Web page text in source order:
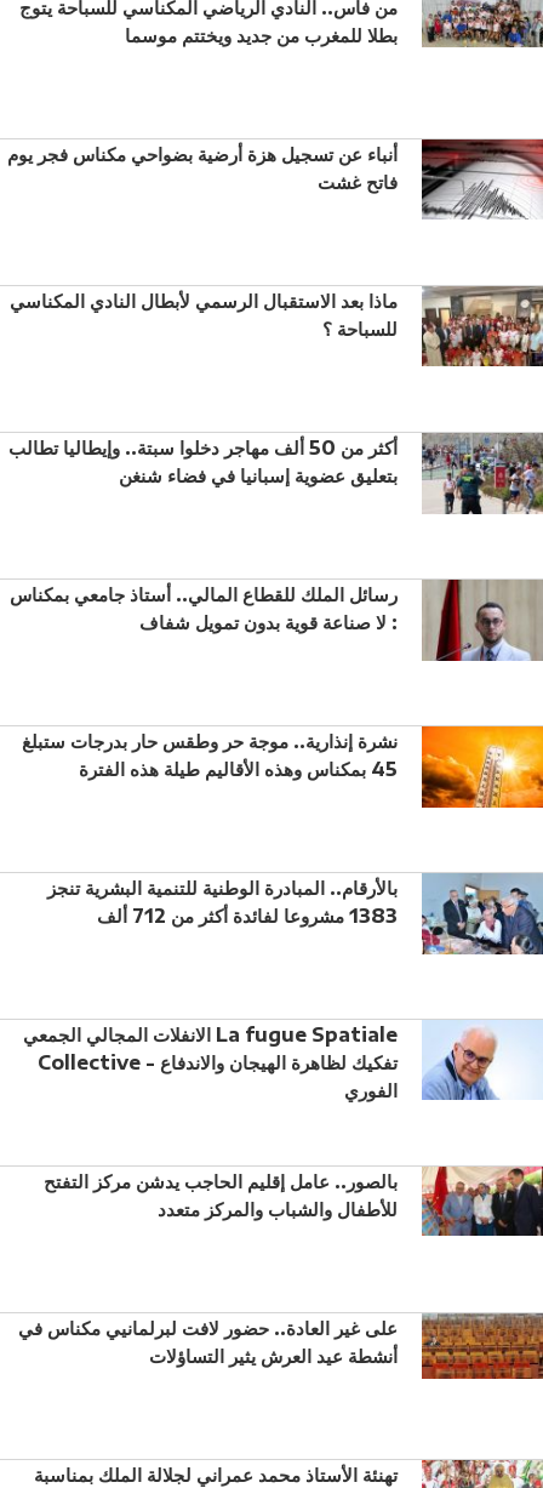
من فاس.. النادي الرياضي المكناسي للسباحة يتوج
بطلا للمغرب من جديد ويختتم موسما
أنباء عن تسجيل هزة أرضية بضواحي مكناس فجر يوم
فاتح غشت
ماذا بعد الاستقبال الرسمي لأبطال النادي المكناسي
للسباحة ؟
أكثر من 50 ألف مهاجر دخلوا سبتة.. وإيطاليا تطالب
بتعليق عضوية إسبانيا في فضاء شنغن
رسائل الملك للقطاع المالي.. أستاذ جامعي بمكناس
: لا صناعة قوية بدون تمويل شفاف
نشرة إنذارية.. موجة حر وطقس حار بدرجات ستبلغ
45 بمكناس وهذه الأقاليم طيلة هذه الفترة
بالأرقام.. المبادرة الوطنية للتنمية البشرية تنجز
1383 مشروعا لفائدة أكثر من 712 ألف
الانفلات المجالي الجمعي La fugue Spatiale
Collective - تفكيك لظاهرة الهيجان والاندفاع
الفوري
بالصور.. عامل إقليم الحاجب يدشن مركز التفتح
للأطفال والشباب والمركز متعدد
على غير العادة.. حضور لافت لبرلمانيي مكناس في
أنشطة عيد العرش يثير التساؤلات
تهنئة الأستاذ محمد عمراني لجلالة الملك بمناسبة